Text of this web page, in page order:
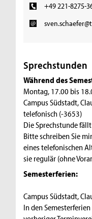
+49 221-8275-
Sprechstunden
Während des
Montag, 17.00 bis
Campus Südstadt,
telefonisch (-3653)
Die Sprechstunde
Bitte schreiben Sie
eines telefonischen
sie regulär (ohne
Semesterferien:
Campus Südstadt,
In den